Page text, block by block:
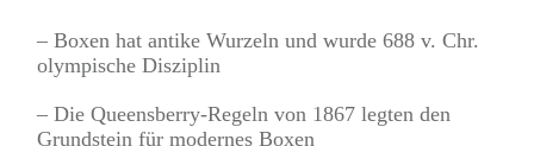
– Boxen hat antike Wurzeln und wurde 688 v. Chr.
olympische Disziplin
– Die Queensberry-Regeln von 1867 legten den
Grundstein für modernes Boxen